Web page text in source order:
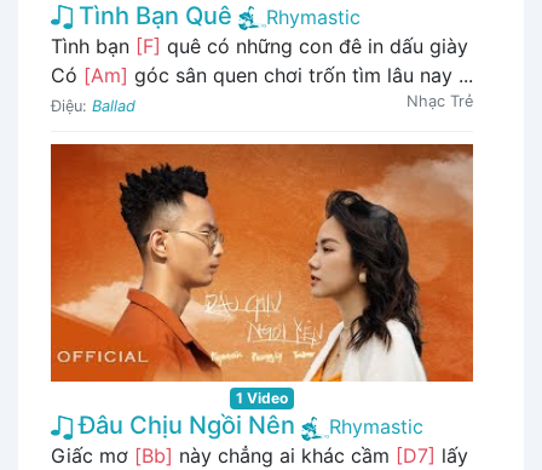
Tình Bạn Quê
Rhymastic
Tình bạn [F] quê có những con đê in dấu giày
Có [Am] góc sân quen chơi trốn tìm lâu nay ...
Điệu: Ballad Nhạc Trẻ
1 Video
Đâu Chịu Ngồi Nên
Rhymastic
Giấc mơ [Bb] này chẳng ai khác cầm [D7] lấy